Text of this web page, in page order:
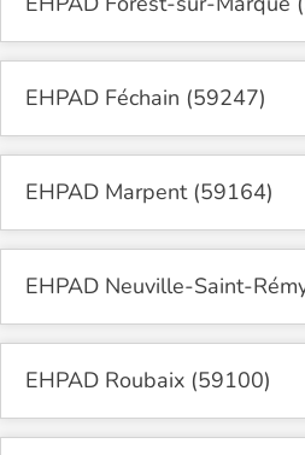
EHPAD Féchain (59247)
EHPAD Marpent (59164)
EHPAD Neuville-Saint-
EHPAD Roubaix (59100)